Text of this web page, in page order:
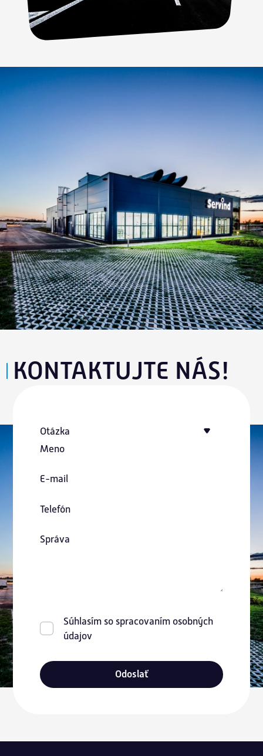
KONTAKTUJTE NÁS!
Otázka
Meno
E-mail
Telefón
Správa
Súhlasím so spracovaním osobných
údajov
Odoslať